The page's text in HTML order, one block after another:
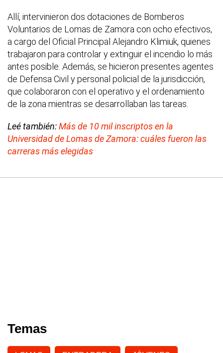
Allí, intervinieron dos dotaciones de Bomberos
Voluntarios de Lomas de Zamora con ocho efectivos,
a cargo del Oficial Principal Alejandro Klimiuk, quienes
trabajaron para controlar y extinguir el incendio lo más
antes posible. Además, se hicieron presentes agentes
de Defensa Civil y personal policial de la jurisdicción,
que colaboraron con el operativo y el ordenamiento
de la zona mientras se desarrollaban las tareas.
Leé también:Más de 10 mil inscriptos en la
Universidad de Lomas de Zamora: cuáles fueron las
carreras más elegidas
Temas